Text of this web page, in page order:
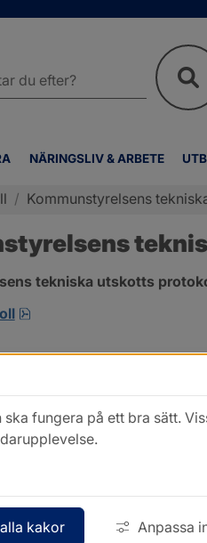
NÄRINGSLIV & ARBETE
/ Kommunstyrelsens
tekniska utskotts
pdf, 380.7 kB, öppnas i
fungera på ett bra sätt.
kakor Anpassa